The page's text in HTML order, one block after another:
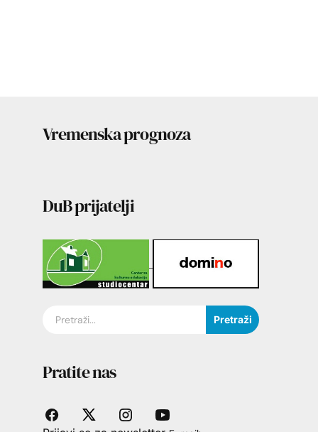
Vremenska prognoza
DuB prijatelji
Pretraži
Pratite nas